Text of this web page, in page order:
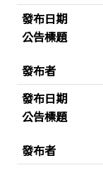
發布日期
公告標題
發布者
發布日期
公告標題
發布者